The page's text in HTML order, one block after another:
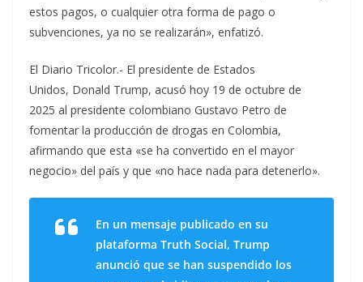
estos pagos, o cualquier otra forma de pago o
subvenciones, ya no se realizarán», enfatizó.
El Diario Tricolor.- El presidente de Estados
Unidos, Donald Trump, acusó hoy 19 de octubre de
2025 al presidente colombiano Gustavo Petro de
fomentar la producción de drogas en Colombia,
afirmando que esta «se ha convertido en el mayor
negocio» del país y que «no hace nada para detenerlo».
En un mensaje publicado en su
plataforma Truth Social, Trump
anunció que se han suspendido los